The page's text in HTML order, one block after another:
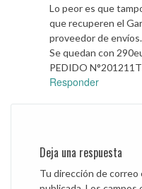
Lo peor es que
que recuperen el
proveedor de envíos.
Se quedan con
PEDIDO
Responder
Deja una respuesta
Tu dirección de